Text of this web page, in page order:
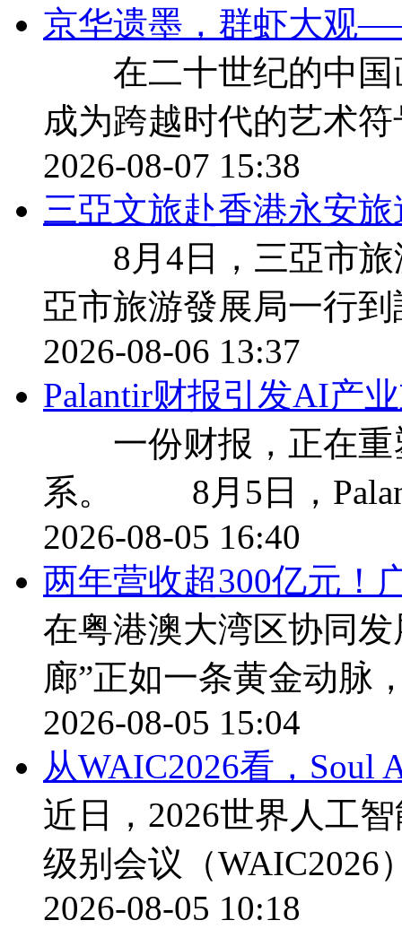
京华遗墨，群虾大观
在二十世纪的中国
成为跨越时代的艺术
2026-08-07 15:38
三亞文旅赴香港永安
8月4日，三亞市旅
亞市旅游發展局一行
2026-08-06 13:37
Palantir财报引发AI产
一份财报，正在重
系。 8月5日，
2026-08-05 16:40
两年营收超300亿元！
在粤港澳大湾区协同
廊”正如一条黄金动脉
2026-08-05 15:04
从WAIC2026看，Soul
近日，2026世界人工
级别会议（WAIC2026
2026-08-05 10:18